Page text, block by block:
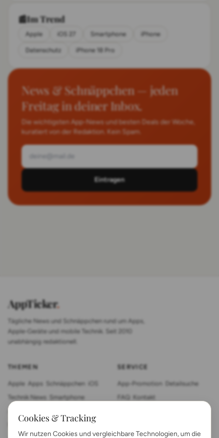
📰Im Trend
Apple iOS 27 Smartphone iPhone
Datenschutz iPhone 18 Pro
News & Schnäppchen — jeden
Freitag in deiner Inbox.
Die wichtigsten App-News und besten Deals der Woche,
kuratiert von der Redaktion. Kein Spam.
Eintragen
AppTicker.
Tägliche News und Schnäppchen rund um Apps,
Apple-Geräte und mobile Technik. Seit 2010
unabhängig redaktionell.
THEMEN
Apple Apps Schnäppchen
Technik News
Smartphone
SERVICE
App-Promotion
Detailsuche
FAQ
Kontakt
Cookies & Tracking
Wir nutzen Cookies und vergleichbare Technologien, um die